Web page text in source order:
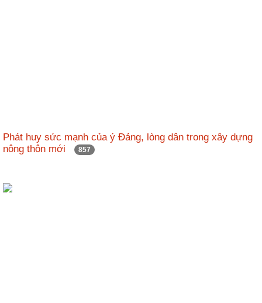
Phát huy sức mạnh của ý Đảng, lòng dân trong xây dựng
nông thôn mới
857